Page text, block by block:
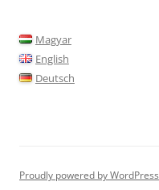
Magyar
English
Deutsch
Proudly powered by WordPress